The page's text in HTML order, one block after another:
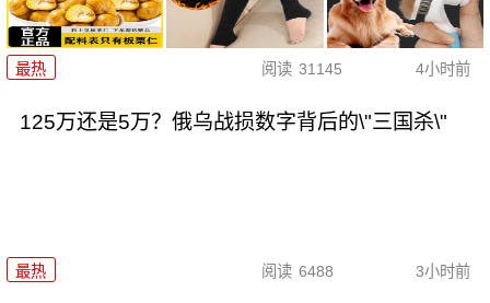
最热 阅读 31145 4小时前
125万还是5万？俄乌战损数字背后的\"三国杀\"
最热 阅读 6488 3小时前